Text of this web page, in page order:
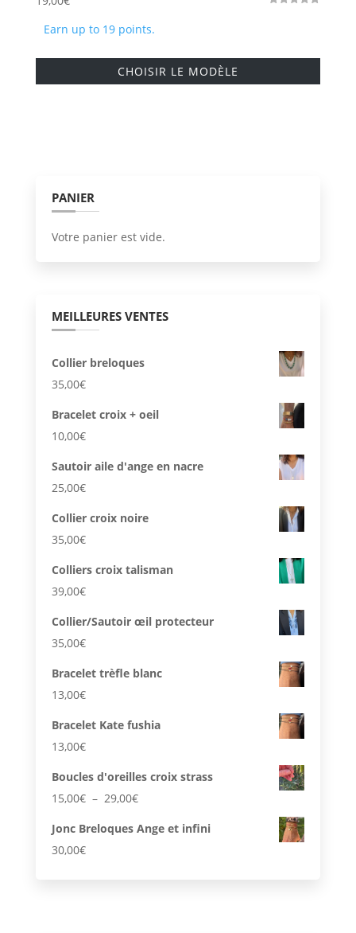
Earn up to 19 points.
CHOISIR LE MODÈLE
Ce
PANIER
Votre panier est vide.
MEILLEURES VENTES
Collier breloques
35,00€
Bracelet croix + oeil
10,00€
Sautoir aile d'ange en nacre
25,00€
Collier croix noire
35,00€
Colliers croix talisman
39,00€
Collier/Sautoir œil protecteur
35,00€
Bracelet trèfle blanc
13,00€
Bracelet Kate fushia
13,00€
Boucles d'oreilles croix strass
15,00€ – 29,00€Plage
prix :
Jonc Breloques Ange et infini
30,00€